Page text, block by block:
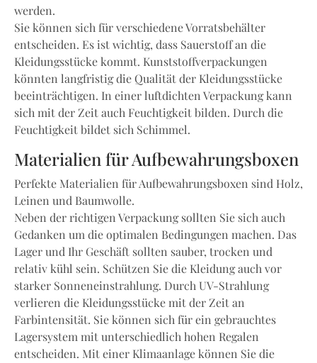
werden.
Sie können sich für verschiedene Vorratsbehälter
entscheiden. Es ist wichtig, dass Sauerstoff an die
Kleidungsstücke kommt. Kunststoffverpackungen
könnten langfristig die Qualität der Kleidungsstücke
beeinträchtigen. In einer luftdichten Verpackung kann
sich mit der Zeit auch Feuchtigkeit bilden. Durch die
Feuchtigkeit bildet sich Schimmel.
Materialien für Aufbewahrungsboxen
Perfekte Materialien für Aufbewahrungsboxen sind Holz,
Leinen und Baumwolle.
Neben der richtigen Verpackung sollten Sie sich auch
Gedanken um die optimalen Bedingungen machen. Das
Lager und Ihr Geschäft sollten sauber, trocken und
relativ kühl sein. Schützen Sie die Kleidung auch vor
starker Sonneneinstrahlung. Durch UV-Strahlung
verlieren die Kleidungsstücke mit der Zeit an
Farbintensität. Sie können sich für ein gebrauchtes
Lagersystem mit unterschiedlich hohen Regalen
entscheiden. Mit einer Klimaanlage können Sie die